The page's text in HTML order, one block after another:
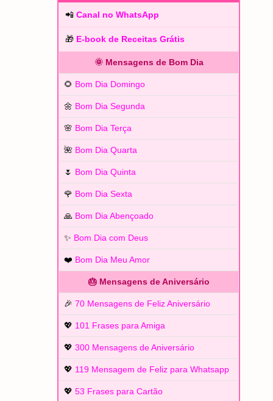
📲 Canal no WhatsApp
🎁 E-book de Receitas Grátis
🌞 Mensagens de Bom Dia
🌻 Bom Dia Domingo
🌼 Bom Dia Segunda
🌸 Bom Dia Terça
🌺 Bom Dia Quarta
🌷 Bom Dia Quinta
🌹 Bom Dia Sexta
🙏 Bom Dia Abençoado
✨ Bom Dia com Deus
❤️ Bom Dia Meu Amor
🎂 Mensagens de Aniversário
🎉 70 Mensagens de Feliz Aniversário
💖 101 Frases para Amiga
💖 300 Mensagens de Aniversário
💖 119 Mensagem de Feliz para Whatsapp
💖 53 Frases para Cartão